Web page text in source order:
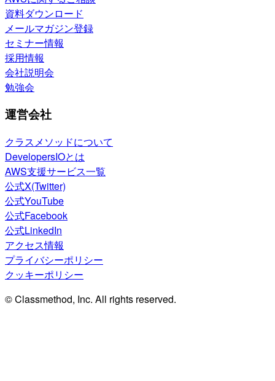
資料ダウンロード
メールマガジン登録
セミナー情報
採用情報
会社説明会
勉強会
運営会社
クラスメソッドについて
DevelopersIOとは
AWS支援サービス一覧
公式X(Twitter)
公式YouTube
公式Facebook
公式LinkedIn
アクセス情報
プライバシーポリシー
クッキーポリシー
© Classmethod, Inc. All rights reserved.